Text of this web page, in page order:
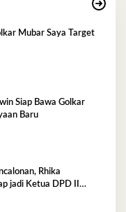
Mubar Saya Target
Siap Bawa Golkar
Baru
Rhika
jadi Ketua DPD II